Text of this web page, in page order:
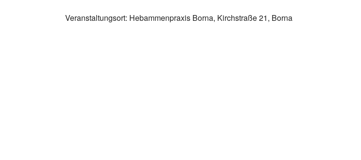
Veranstaltungsort: Hebammenpraxis Borna, Kirchstraße 21, Borna